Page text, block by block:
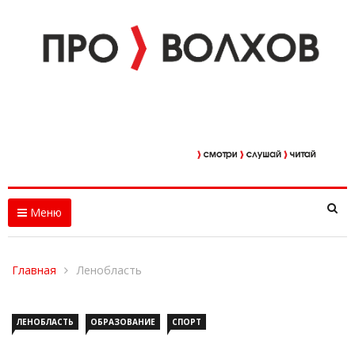
Меню
Главная Ленобласть
ЛЕНОБЛАСТЬ ОБРАЗОВАНИЕ СПОРТ